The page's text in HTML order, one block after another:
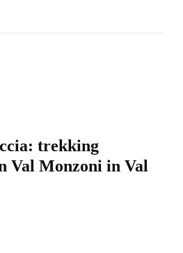
trekking
Val Monzoni in Val